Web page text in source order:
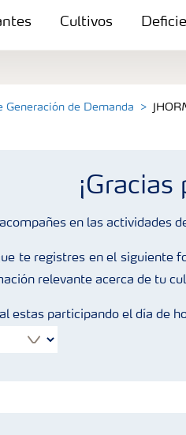
Cultivos
Generación de Demanda
en las actividades
te registres en el siguiente
relevante acerca de tu
estas participando el día de